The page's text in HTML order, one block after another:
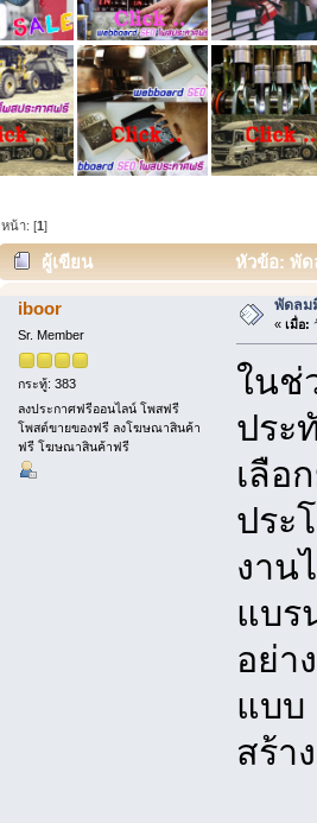
หน้า: [1]
ผู้เขียน หัวข้อ: พัด
iboor
Sr. Member
กระทู้: 383
ลงประกาศฟรีออนไลน์ โพสฟรี
โพสต์ขายของฟรี ลงโฆษณาสินค้า
ฟรี โฆษณาสินค้าฟรี
พัดลม
« เมื่อ:
ในช่
ประ
เลือ
ประ
งาน
แบร
อย่า
แบบ
สร้า